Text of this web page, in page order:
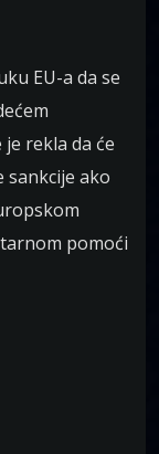
EU-a da se
rekla da će
ako
pomoći